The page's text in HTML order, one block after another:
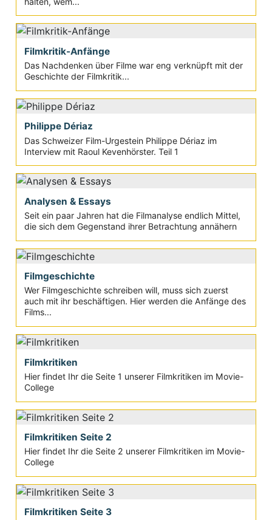
Filmkritik-Anfänge
Das Nachdenken über Filme war eng verknüpft mit der
Geschichte der Filmkritik...
Philippe Dériaz
Das Schweizer Film-Urgestein Philippe Dériaz im
Interview mit Raoul Kevenhörster. Teil 1
Analysen & Essays
Seit ein paar Jahren hat die Filmanalyse endlich Mittel,
die sich dem Gegenstand ihrer Betrachtung annähern
Filmgeschichte
Wer Filmgeschichte schreiben will, muss sich zuerst
auch mit ihr beschäftigen. Hier werden die Anfänge des
Films...
Filmkritiken
Hier findet Ihr die Seite 1 unserer Filmkritiken im Movie-
College
Filmkritiken Seite 2
Hier findet Ihr die Seite 2 unserer Filmkritiken im Movie-
College
Filmkritiken Seite 3